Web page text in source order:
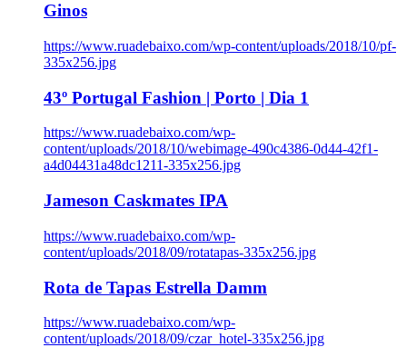
Ginos
https://www.ruadebaixo.com/wp-content/uploads/2018/10/pf-
335x256.jpg
43º Portugal Fashion | Porto | Dia 1
https://www.ruadebaixo.com/wp-
content/uploads/2018/10/webimage-490c4386-0d44-42f1-
a4d04431a48dc1211-335x256.jpg
Jameson Caskmates IPA
https://www.ruadebaixo.com/wp-
content/uploads/2018/09/rotatapas-335x256.jpg
Rota de Tapas Estrella Damm
https://www.ruadebaixo.com/wp-
content/uploads/2018/09/czar_hotel-335x256.jpg